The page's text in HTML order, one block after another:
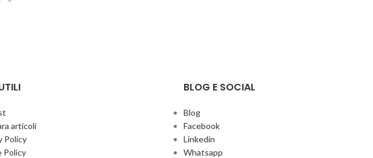
articoli
Policy
Policy
BLOG E SOCIAL
Blog
Facebook
Linkedin
Whatsapp